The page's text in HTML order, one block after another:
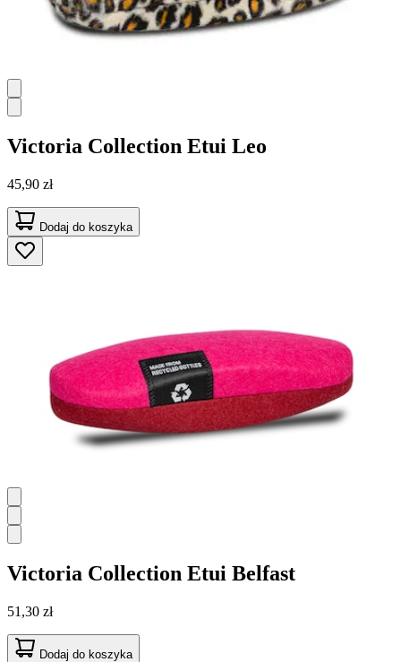
Victoria Collection Etui Leo
45,90 zł
Dodaj do koszyka
Victoria Collection Etui Belfast
51,30 zł
Dodaj do koszyka